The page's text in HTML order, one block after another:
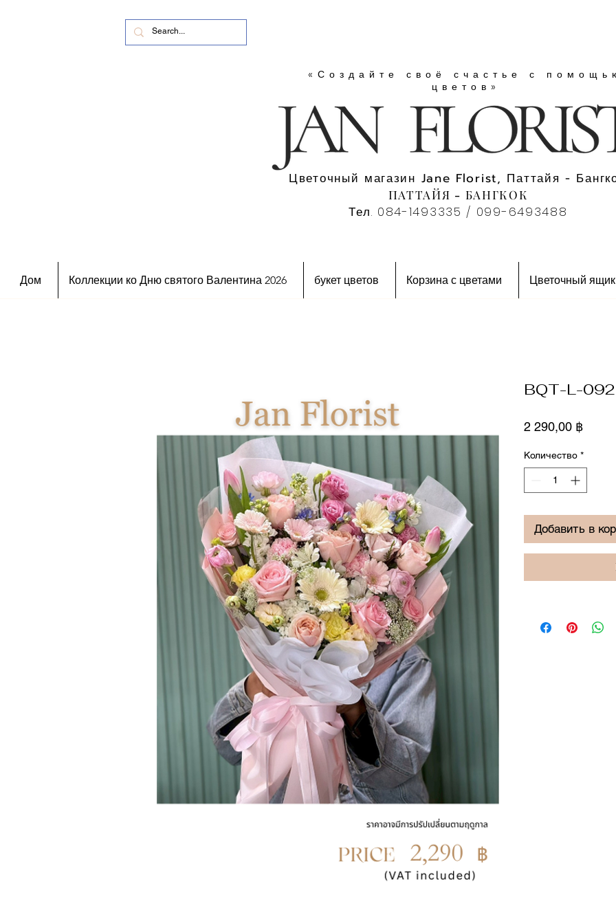
«Создайте своё счастье с
цветов»
Цветочный магазин Jane Florist, Паттайя -
ПАТТАЙЯ - БАНГКОК
Тел. 084-1493335 / 099-6493488
Дом Коллекции ко Дню святого Валентина 2026 букет цветов Корзина с цветами Цветочный ящик
BQT-L-092
2 290,00 ฿Цена
Количество *
Добавить в